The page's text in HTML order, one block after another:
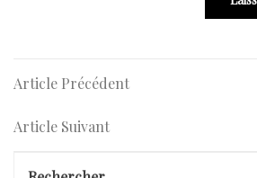
Navigation
de
Article
Article Précédent
Article
Article Suivant